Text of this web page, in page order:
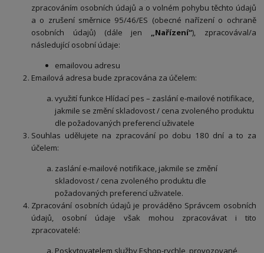
zpracováním osobních údajů a o volném pohybu těchto údajů
a o zrušení směrnice 95/46/ES (obecné nařízení o ochraně
osobních údajů) (dále jen „Nařízení“), zpracovával/a
následující osobní údaje:
emailovou adresu
Emailová adresa bude zpracována za účelem:
využití funkce Hlídací pes – zaslání e-mailové notifikace,
jakmile se změní skladovost / cena zvoleného produktu
dle požadovaných preferencí uživatele
Souhlas udělujete na zpracování po dobu 180 dní a to za
účelem:
zaslání e-mailové notifikace, jakmile se změní
skladovost / cena zvoleného produktu dle
požadovaných preferencí uživatele.
Zpracování osobních údajů je prováděno Správcem osobních
údajů, osobní údaje však mohou zpracovávat i tito
zpracovatelé:
Poskytovatelem služby Eshop-rychle, provozované